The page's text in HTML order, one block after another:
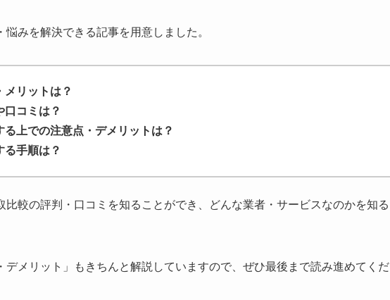
みを解決できる記事を用意しました。
メリットは？
口コミは？
上での注意点・デメリットは？
る手順は？
比較の評判・口コミを知ることができ、どんな業者・サービスなのかを知る
デメリット」もきちんと解説していますので、ぜひ最後まで読み進めてくだ